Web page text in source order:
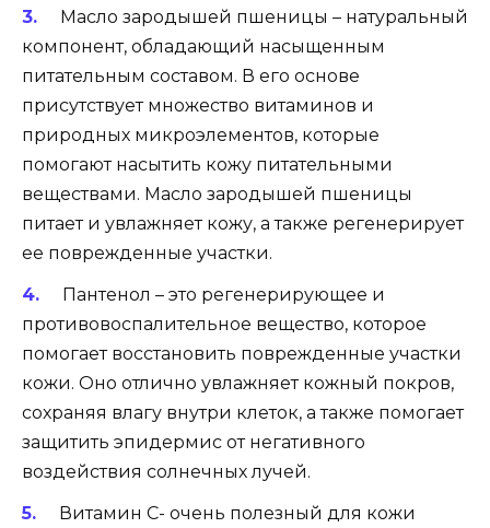
Масло зародышей пшеницы – натуральный
компонент, обладающий насыщенным
питательным составом. В его основе
присутствует множество витаминов и
природных микроэлементов, которые
помогают насытить кожу питательными
веществами. Масло зародышей пшеницы
питает и увлажняет кожу, а также регенерирует
ее поврежденные участки.
Пантенол – это регенерирующее и
противовоспалительное вещество, которое
помогает восстановить поврежденные участки
кожи. Оно отлично увлажняет кожный покров,
сохраняя влагу внутри клеток, а также помогает
защитить эпидермис от негативного
воздействия солнечных лучей.
Витамин С- очень полезный для кожи